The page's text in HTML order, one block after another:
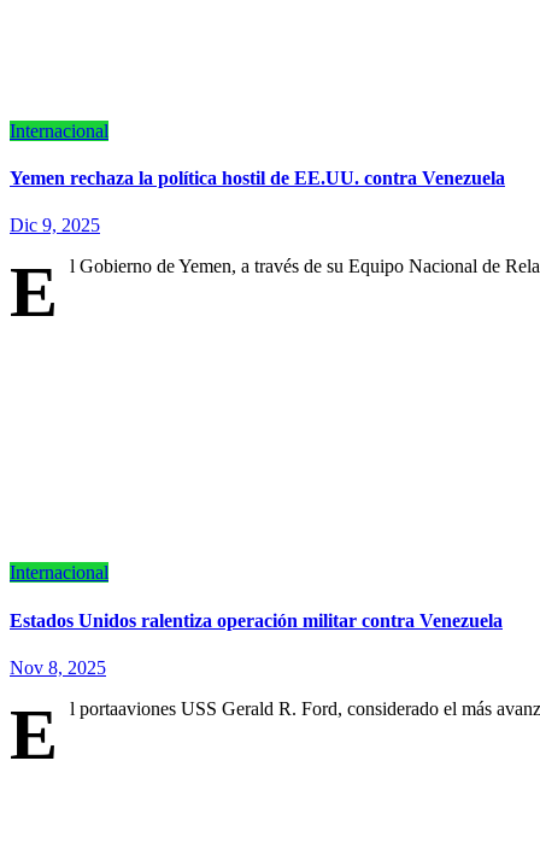
Internacional
Yemen rechaza la política hostil de EE.UU. contra Venezuela
Dic 9, 2025
E l Gobierno de Yemen, a través de su Equipo Nacional de
Internacional
Estados Unidos ralentiza operación militar contra Venezuela
Nov 8, 2025
E l portaaviones USS Gerald R. Ford, considerado el más